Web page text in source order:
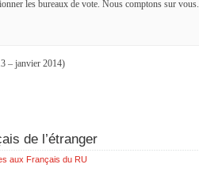
les bureaux de vote. Nous comptons sur vous.
– janvier 2014)
de l’étranger
aux Français du RU